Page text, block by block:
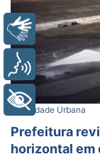
Mobilidade Urbana
Prefeitura
horizontal em
Libras
Voz
+